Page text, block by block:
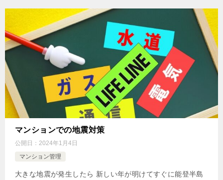
マンションでの地震対策
公開日： 2024年1月4日
マンション管理
大きな地震が発生したら 新しい年が明けてすぐに能登半島